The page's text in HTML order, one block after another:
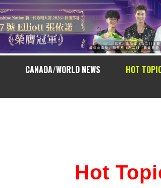
CANADA/WORLD NEWS HOT
Hot